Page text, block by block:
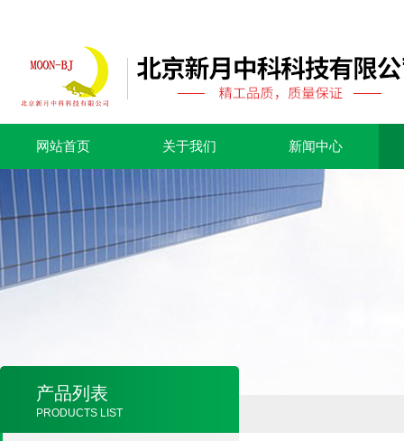
网站首页 关于我们 新闻中心
产品列表
PRODUCTS LIST